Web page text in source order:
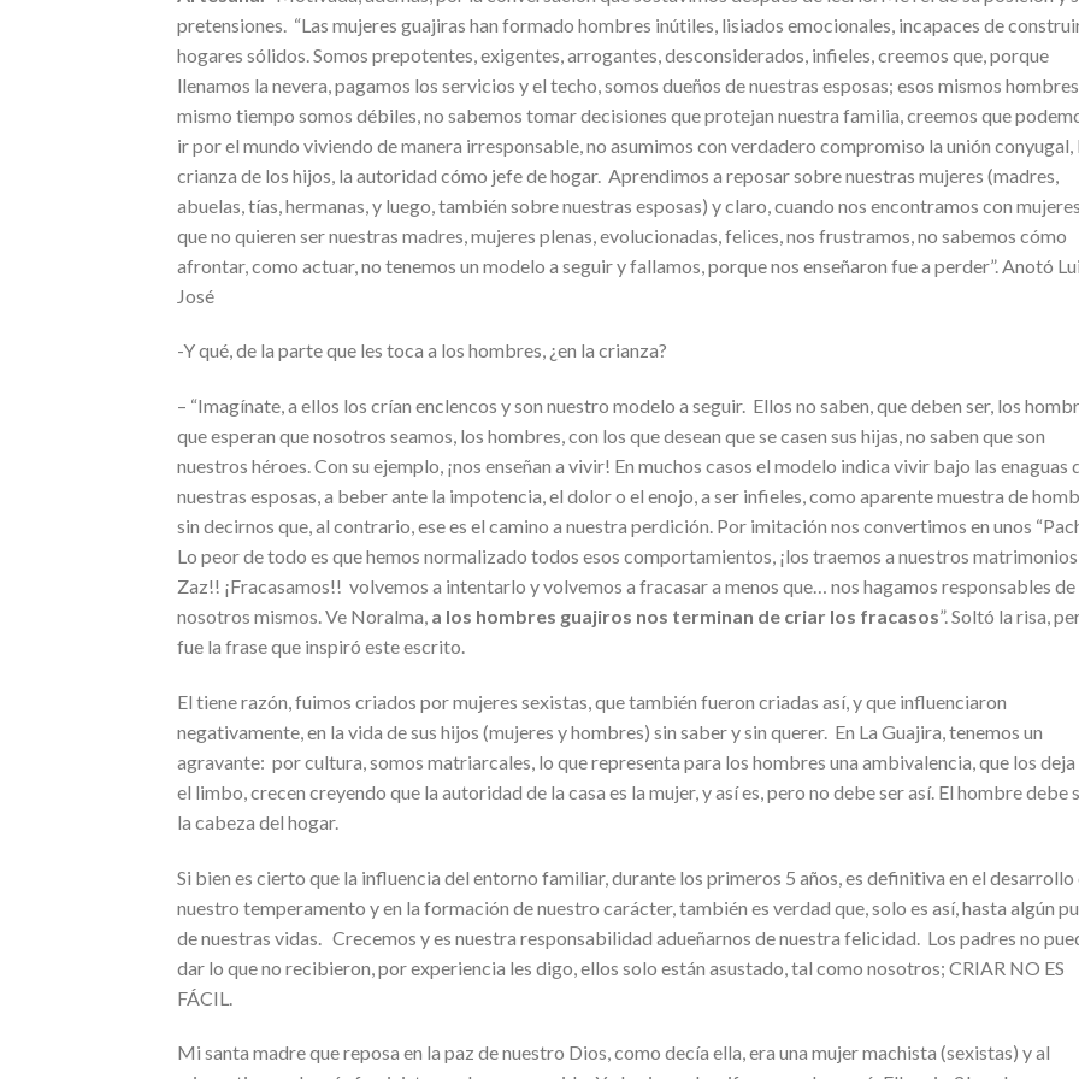
pretensiones. “Las mujeres guajiras han formado hombres inútiles, lisiados emocionales, incapaces de
hogares sólidos. Somos prepotentes, exigentes, arrogantes, desconsiderados, infieles, creemos que, porque
llenamos la nevera, pagamos los servicios y el techo, somos dueños de nuestras esposas; esos mismos
mismo tiempo somos débiles, no sabemos tomar decisiones que protejan nuestra familia, creemos que
ir por el mundo viviendo de manera irresponsable, no asumimos con verdadero compromiso la unión conyugal,
crianza de los hijos, la autoridad cómo jefe de hogar. Aprendimos a reposar sobre nuestras mujeres (madres,
abuelas, tías, hermanas, y luego, también sobre nuestras esposas) y claro, cuando nos encontramos con mujeres
que no quieren ser nuestras madres, mujeres plenas, evolucionadas, felices, nos frustramos, no sabemos cómo
afrontar, como actuar, no tenemos un modelo a seguir y fallamos, porque nos enseñaron fue a perder”. Anotó
José
-Y qué, de la parte que les toca a los hombres, ¿en la crianza?
– “Imagínate, a ellos los crían enclencos y son nuestro modelo a seguir. Ellos no saben, que deben ser, los
que esperan que nosotros seamos, los hombres, con los que desean que se casen sus hijas, no saben que son
nuestros héroes. Con su ejemplo, ¡nos enseñan a vivir! En muchos casos el modelo indica vivir bajo las enaguas
nuestras esposas, a beber ante la impotencia, el dolor o el enojo, a ser infieles, como aparente muestra de
sin decirnos que, al contrario, ese es el camino a nuestra perdición. Por imitación nos convertimos en unos
Lo peor de todo es que hemos normalizado todos esos comportamientos, ¡los traemos a nuestros
Zaz!! ¡Fracasamos!! volvemos a intentarlo y volvemos a fracasar a menos que… nos hagamos responsables de
nosotros mismos. Ve Noralma, a los hombres guajiros nos terminan de criar los fracasos”. Soltó la risa,
fue la frase que inspiró este escrito.
El tiene razón, fuimos criados por mujeres sexistas, que también fueron criadas así, y que influenciaron
negativamente, en la vida de sus hijos (mujeres y hombres) sin saber y sin querer. En La Guajira, tenemos un
agravante: por cultura, somos matriarcales, lo que representa para los hombres una ambivalencia, que los deja
el limbo, crecen creyendo que la autoridad de la casa es la mujer, y así es, pero no debe ser así. El hombre debe
la cabeza del hogar.
Si bien es cierto que la influencia del entorno familiar, durante los primeros 5 años, es definitiva en el desarrollo
nuestro temperamento y en la formación de nuestro carácter, también es verdad que, solo es así, hasta algún
de nuestras vidas. Crecemos y es nuestra responsabilidad adueñarnos de nuestra felicidad. Los padres no
dar lo que no recibieron, por experiencia les digo, ellos solo están asustado, tal como nosotros; CRIAR NO ES
FÁCIL.
Mi santa madre que reposa en la paz de nuestro Dios, como decía ella, era una mujer machista (sexistas) y al